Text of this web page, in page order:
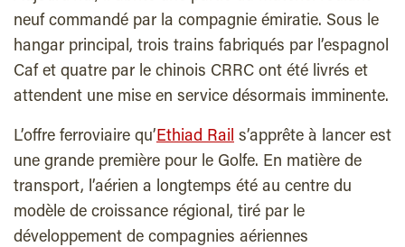
neuf commandé par la compagnie émiratie. Sous le
hangar principal, trois trains fabriqués par l’espagnol
Caf et quatre par le chinois CRRC ont été livrés et
attendent une mise en service désormais imminente.
L’offre ferroviaire qu’ Ethiad Rail s’apprête à lancer est
une grande première pour le Golfe. En matière de
transport, l’aérien a longtemps été au centre du
modèle de croissance régional, tiré par le
développement de compagnies aériennes